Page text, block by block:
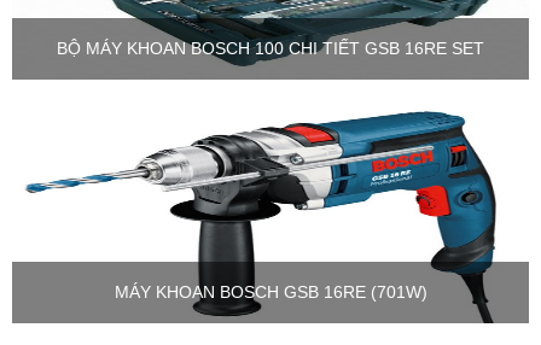
BỘ MÁY KHOAN BOSCH 100 CHI TIẾT GSB 16RE SET
MÁY KHOAN BOSCH GSB 16RE (701W)